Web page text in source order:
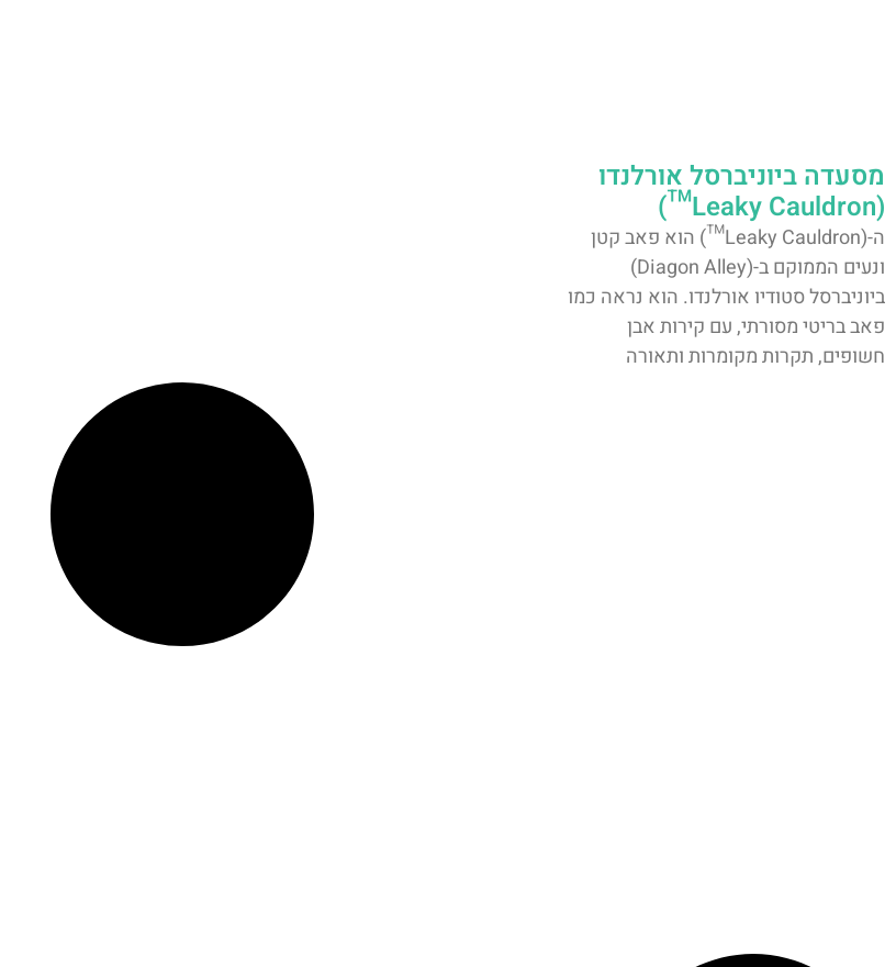
מסעדה ביוניברסל אורלנדו
(Leaky Cauldron™)
ה-(Leaky Cauldron™) הוא פאב קטן
ונעים הממוקם ב-(Diagon Alley)
ביוניברסל סטודיו אורלנדו. הוא נראה כמו
פאב בריטי מסורתי, עם קירות אבן
חשופים, תקרות מקומרות ותאורה